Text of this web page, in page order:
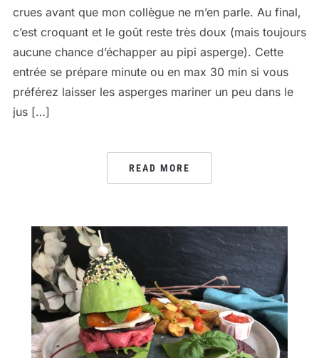
crues avant que mon collègue ne m’en parle. Au final,
c’est croquant et le goût reste très doux (mais toujours
aucune chance d’échapper au pipi asperge). Cette
entrée se prépare minute ou en max 30 min si vous
préférez laisser les asperges mariner un peu dans le
jus […]
READ MORE